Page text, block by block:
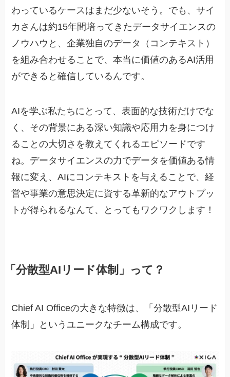
わっているケースはまだ少ないそう。でも、サイ
カさんは約15年間培ってきたデータサイエンスの
ノウハウと、企業独自のデータ（コンテキスト）
を組み合わせることで、本当に価値のあるAI活用
ができると確信しているんです。
AIを学ぶ私たちにとって、表面的な技術だけでな
く、その背景にある深い知識や応用力を身につけ
ることの大切さを教えてくれるエピソードです
ね。データサイエンスの力でデータを価値ある情
報に変え、AIにコンテキストを与えることで、経
営や事業の意思決定に資する革新的なアウトプッ
トが得られるなんて、とってもワクワクします！
「分散型AIリード体制」って？
Chief AI Officeの大きな特徴は、「分散型AIリード
体制」というユニークなチーム構成です。